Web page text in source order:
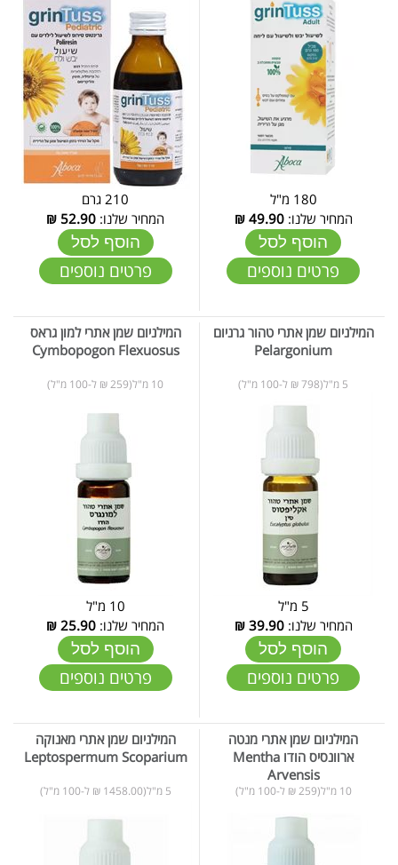
180 מ"ל
המחיר שלנו:49.90
₪
הוסף לסל
פרטים נוספים
210 גרם
המחיר שלנו: 52.90
₪
הוסף לסל
פרטים נוספים
המילניום שמן אתרי טהור גרניום
Pelargonium
5 מ"ל(798 ₪ ל-100 מ"ל)
5 מ"ל
המחיר שלנו:39.90
₪
הוסף לסל
פרטים נוספים
המילניום שמן אתרי למון גראס
Cymbopogon Flexuosus
10 מ"ל(259 ₪ ל-100 מ"ל)
10 מ"ל
המחיר שלנו: 25.90
₪
הוסף לסל
פרטים נוספים
המילניום שמן אתרי מנטה
ארוונסיס הודו Mentha
Arvensis
10 מ"ל(259 ₪ ל-100 מ"ל)
המילניום שמן אתרי מאנוקה
Leptospermum Scoparium
5 מ"ל(1458.00 ₪ ל-100 מ"ל)